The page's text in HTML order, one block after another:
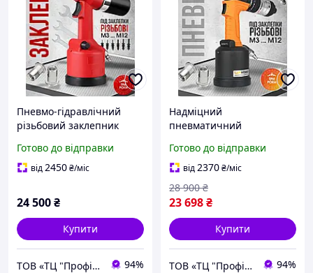
Пневмо-гідравлічний
різьбовий заклепник
Готово до відправки
від2450₴/міс
24 500₴
Купити
ТОВ «ТЦ "Профіт"» 94%
Надміцний
пневматичний
заклепувальний
інструмент HPS6312
Готово до відправки
від2370₴/міс
23 698₴
28 900 ₴
Купити
ТОВ «ТЦ "Профіт"» 94%